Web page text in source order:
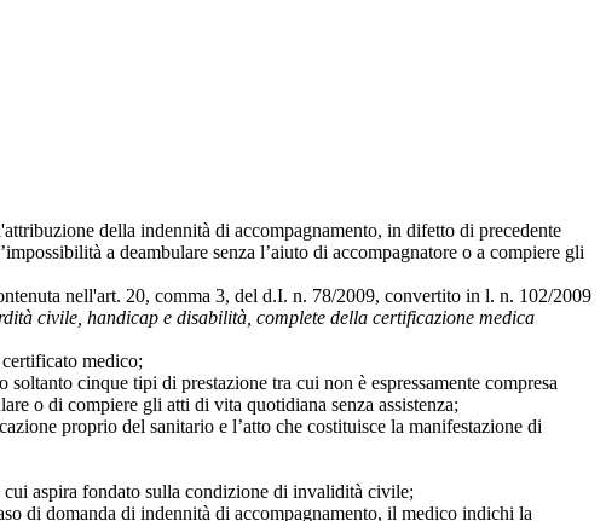
della indennità di accompagnamento, in difetto di precedente
a deambulare senza l’aiuto di accompagnatore o a compiere gli
nell'art. 20, comma 3, del d.I. n. 78/2009, convertito in l. n. 102/2009
civile, handicap e disabilità, complete della certificazione medica
medico;
cinque tipi di prestazione tra cui non è espressamente compresa
o di compiere gli atti di vita quotidiana senza assistenza;
proprio del sanitario e l’atto che costituisce la manifestazione di
cui aspira fondato sulla condizione di invalidità civile;
di domanda di indennità di accompagnamento, il medico indichi la